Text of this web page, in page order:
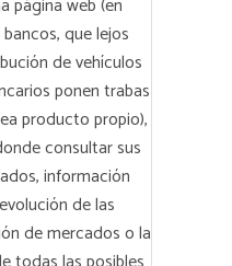
página web (en
que lejos
de vehículos
ponen trabas
producto propio),
consultar sus
información
de las
de mercados o la